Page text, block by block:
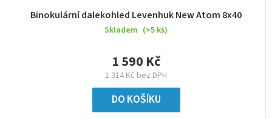
Binokulární dalekohled Levenhuk New Atom 8x40
Skladem (>5 ks)
1 314 Kč bez DPH
1 590 Kč
DO KOŠÍKU